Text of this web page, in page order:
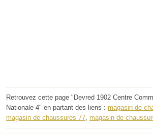
Retrouvez cette page "Devred 1902 Centre
Nationale 4" en partant des liens : magasin de
magasin de chaussures 77, magasin de